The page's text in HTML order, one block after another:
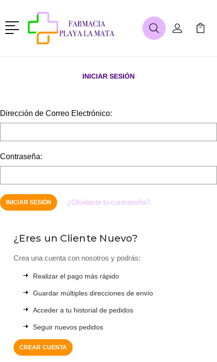
Menú
BuscarMi Cuenta
Mi
INICIAR SESIÓN
Dirección de Correo Electrónico:
Contraseña:
¿Olvidaste tu contraseña?
¿Eres un Cliente Nuevo?
Crea una cuenta con nosotros y podrás:
Realizar el pago más rápido
Guardar múltiples direcciones de envío
Acceder a tu historial de pedidos
Seguir nuevos pedidos
CREAR CUENTA